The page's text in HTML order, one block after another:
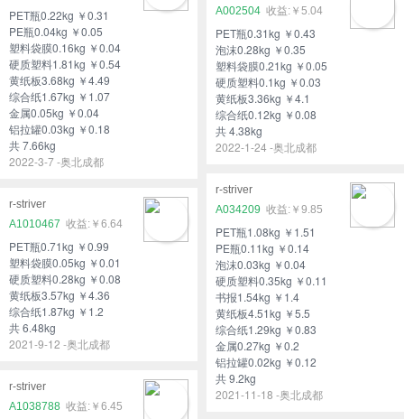
PET瓶0.22kg ￥0.31
PE瓶0.04kg ￥0.05
塑料袋膜0.16kg ￥0.04
硬质塑料1.81kg ￥0.54
黄纸板3.68kg ￥4.49
综合纸1.67kg ￥1.07
金属0.05kg ￥0.04
铝拉罐0.03kg ￥0.18
共 7.66kg
2022-3-7 -奥北成都
A002504
￥5.04
PET瓶0.31kg ￥0.43
泡沫0.28kg ￥0.35
塑料袋膜0.21kg ￥0.05
硬质塑料0.1kg ￥0.03
黄纸板3.36kg ￥4.1
综合纸0.12kg ￥0.08
共 4.38kg
2022-1-24 -奥北成都
r-striver
A034209
￥9.85
PET瓶1.08kg ￥1.51
PE瓶0.11kg ￥0.14
泡沫0.03kg ￥0.04
硬质塑料0.35kg ￥0.11
书报1.54kg ￥1.4
黄纸板4.51kg ￥5.5
综合纸1.29kg ￥0.83
金属0.27kg ￥0.2
铝拉罐0.02kg ￥0.12
共 9.2kg
2021-11-18 -奥北成都
r-striver
A1010467
￥6.64
PET瓶0.71kg ￥0.99
塑料袋膜0.05kg ￥0.01
硬质塑料0.28kg ￥0.08
黄纸板3.57kg ￥4.36
综合纸1.87kg ￥1.2
共 6.48kg
2021-9-12 -奥北成都
r-striver
A1038788
￥6.45